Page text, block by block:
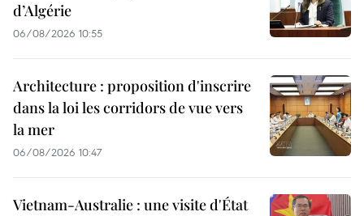
d’Algérie
06/08/2026 10:55
Architecture : proposition d'inscrire
dans la loi les corridors de vue vers
la mer
06/08/2026 10:47
Vietnam-Australie : une visite d'État